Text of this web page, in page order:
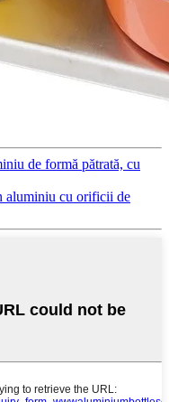
de formă pătrată, cu
aluminiu cu orificii de